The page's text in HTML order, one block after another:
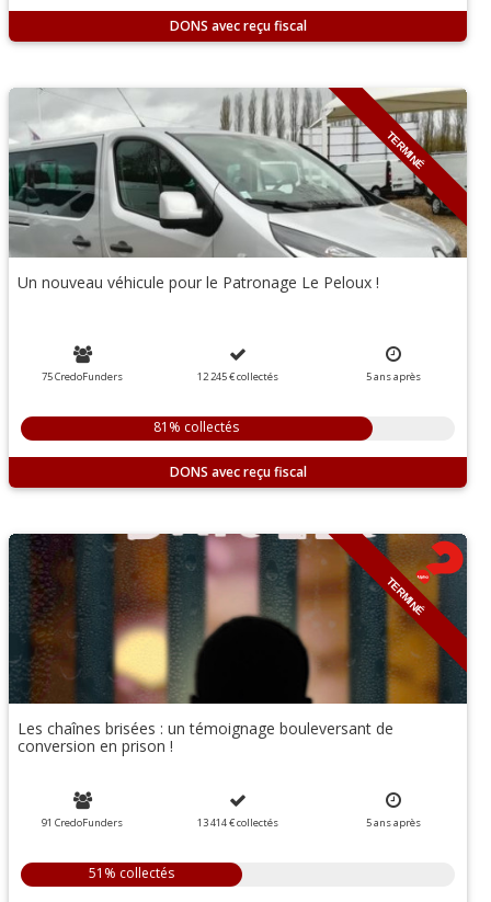
DONS
TERMINÉ
Un nouveau véhicule pour le Patronage Le Peloux !
75 CredoFunders 12 245 €collectés 5ansaprès
81% collectés
DONS
TERMINÉ
Les chaînes brisées : un témoignage bouleversant de
conversion en prison !
91 CredoFunders 13 414 €collectés 5ansaprès
51% collectés